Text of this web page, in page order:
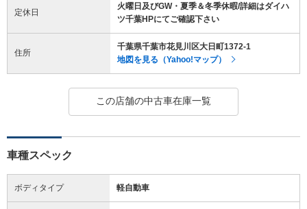
定休日
火曜日及びGW・夏季＆冬季休暇/詳細はダイハ
ツ千葉HPにてご確認下さい
住所
千葉県千葉市花見川区大日町1372-1
地図を見る（Yahoo!マップ）
この店舗の中古車在庫一覧
車種スペック
ボディタイプ 軽自動車